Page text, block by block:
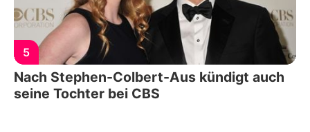
5
Nach Stephen-Colbert-Aus kündigt auch
seine Tochter bei CBS